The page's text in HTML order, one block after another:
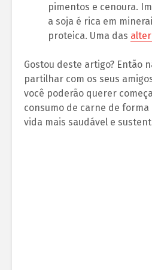
pimentos e cenoura.
a soja é rica em
proteica. Uma das
Gostou deste artigo? Então
partilhar com os seus
você poderão querer
consumo de carne de forma
vida mais saudável e